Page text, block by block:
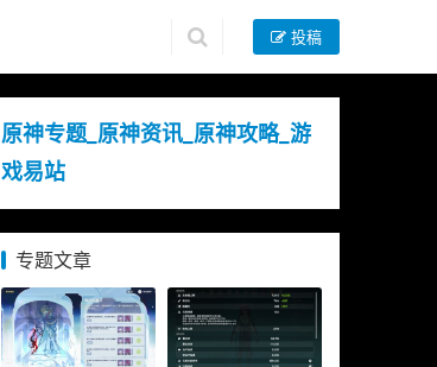
投稿
原神专题_原神资讯_原神攻略_游
戏易站
专题文章